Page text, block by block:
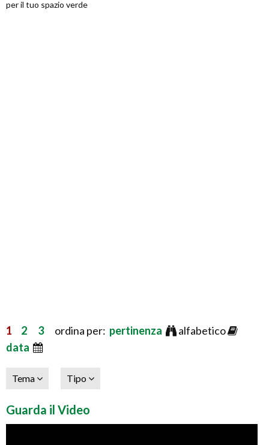
per il tuo spazio verde
1 2 3ordina per: pertinenza
alfabetico
data
Tema Tipo
Guarda il Video